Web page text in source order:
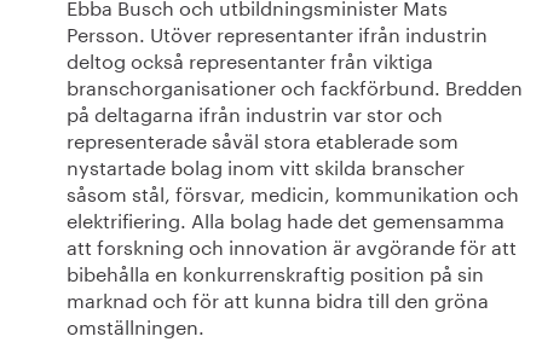
Persson. Utöver representanter ifrån industrin
deltog också representanter från viktiga
branschorganisationer och fackförbund. Bredden
på deltagarna ifrån industrin var stor och
representerade såväl stora etablerade som
nystartade bolag inom vitt skilda branscher
såsom stål, försvar, medicin, kommunikation och
elektrifiering. Alla bolag hade det gemensamma
att forskning och innovation är avgörande för att
bibehålla en konkurrenskraftig position på sin
marknad och för att kunna bidra till den gröna
omställningen.